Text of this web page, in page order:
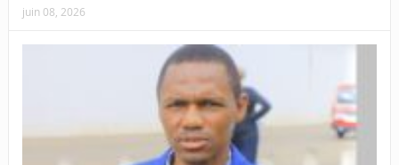
juin 08, 2026